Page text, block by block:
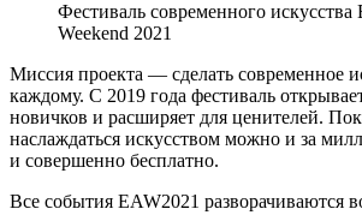
Фестиваль современного искусства
Weekend 2021
Миссия проекта — сделать современное
каждому. С 2019 года фестиваль
новичков и расширяет для ценителей.
наслаждаться искусством можно и за
и совершенно бесплатно.
Все события EAW2021 разворачиваются